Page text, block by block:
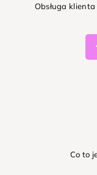
Obsługa klienta
Co to